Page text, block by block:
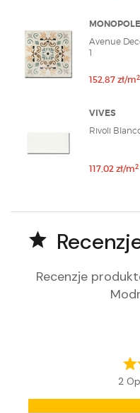
MONOPOLE
Avenue
1
152,87 zł/m2
VIVES
Rivoli
117,02 zł/m2
Recenzje
2